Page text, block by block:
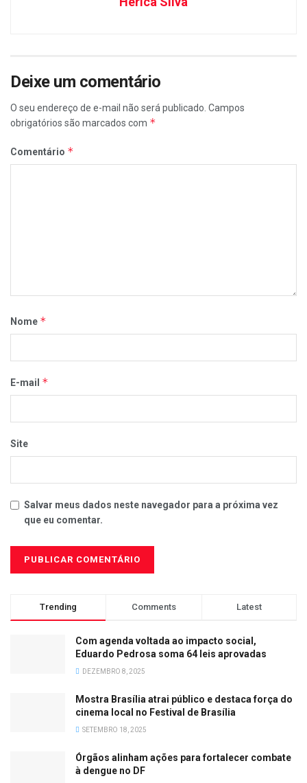
Deixe um comentário
O seu endereço de e-mail não será publicado. Campos
obrigatórios são marcados com *
Comentário *
Nome *
E-mail *
Site
Salvar meus dados neste navegador para a próxima vez
que eu comentar.
Trending Comments Latest
Com agenda voltada ao impacto social,
Eduardo Pedrosa soma 64 leis aprovadas
DEZEMBRO 8, 2025
Mostra Brasília atrai público e destaca força do
cinema local no Festival de Brasília
SETEMBRO 18, 2025
Órgãos alinham ações para fortalecer combate
à dengue no DF